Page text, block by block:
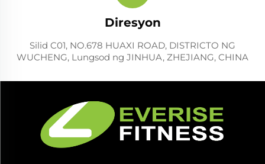
Diresyon
Silid C01, NO.678 HUAXI ROAD, DISTRICTO NG
WUCHENG, Lungsod ng JINHUA, ZHEJIANG, CHINA